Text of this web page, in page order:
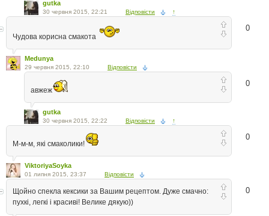
gutka
30 червня 2015, 22:21 Відповісти ↑
0
Чудова корисна смакота
Medunya
29 червня 2015, 22:10 Відповісти
0
авжеж
gutka
30 червня 2015, 22:22 Відповісти ↑
0
М-м-м, які смаколики!
ViktoriyaSoyka
01 липня 2015, 23:37 Відповісти
0
Щойно спекла кексики за Вашим рецептом. Дуже смачно:
пухкі, легкі і красиві! Велике дякую))